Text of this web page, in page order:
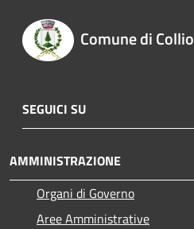
Comune di Collio
SEGUICI SU
AMMINISTRAZIONE
Organi di Governo
Aree Amministrative